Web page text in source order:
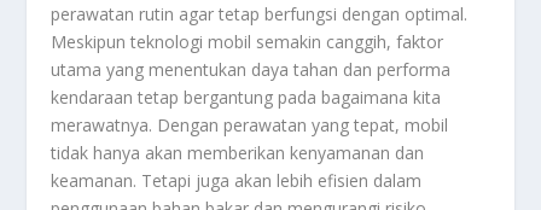
perawatan rutin agar tetap berfungsi dengan optimal.
Meskipun teknologi mobil semakin canggih, faktor
utama yang menentukan daya tahan dan performa
kendaraan tetap bergantung pada bagaimana kita
merawatnya. Dengan perawatan yang tepat, mobil
tidak hanya akan memberikan kenyamanan dan
keamanan. Tetapi juga akan lebih efisien dalam